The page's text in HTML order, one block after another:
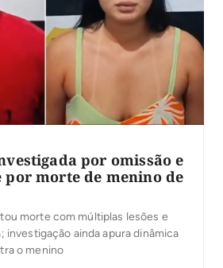
por omissão e
por morte de menino de
morte com múltiplas lesões e
investigação ainda apura dinâmica
o menino